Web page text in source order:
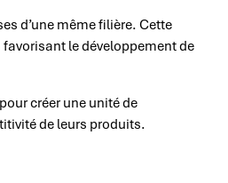
d’une même filière. Cette
le développement de
créer une unité de
de leurs produits.